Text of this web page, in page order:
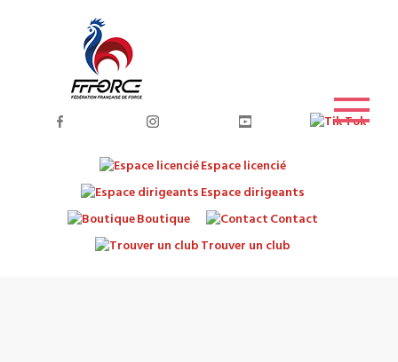
Espace licencié
Espace dirigeants
Boutique
Contact
Trouver un club